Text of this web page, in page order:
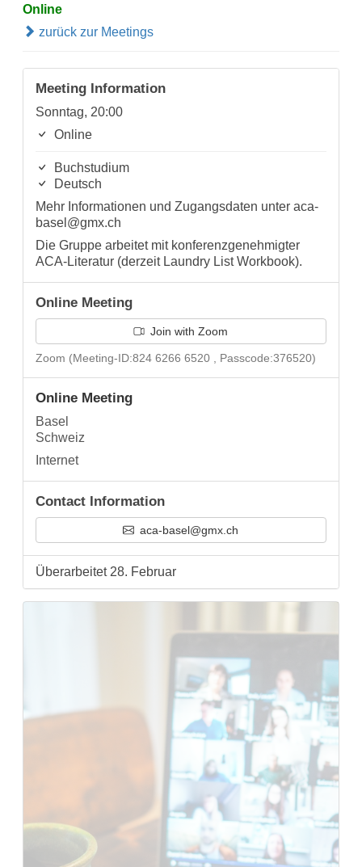
Online
zurück zur Meetings
Meeting Information
Sonntag, 20:00
Online
Buchstudium
Deutsch
Mehr Informationen und Zugangsdaten unter aca-
basel@gmx.ch
Die Gruppe arbeitet mit konferenzgenehmigter
ACA-Literatur (derzeit Laundry List Workbook).
Online Meeting
Join with Zoom
Zoom (Meeting-ID:824 6266 6520 , Passcode:376520)
Online Meeting
Basel
Schweiz
Internet
Contact Information
aca-basel@gmx.ch
Überarbeitet 28. Februar